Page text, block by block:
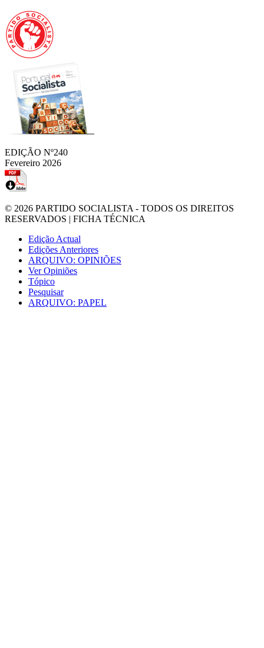
EDIÇÃO Nº240
Fevereiro 2026
© 2026 PARTIDO SOCIALISTA - TODOS OS DIREITOS
RESERVADOS | FICHA TÉCNICA
Edição Actual
Edições Anteriores
ARQUIVO: OPINIÕES
Ver Opiniões
Tópico
Pesquisar
ARQUIVO: PAPEL